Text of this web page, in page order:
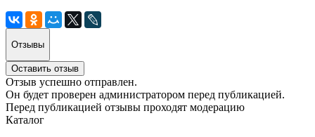
Отзывы
Оставить отзыв
Отзыв успешно отправлен.
Он будет проверен администратором перед публикацией.
Перед публикацией отзывы проходят модерацию
Каталог